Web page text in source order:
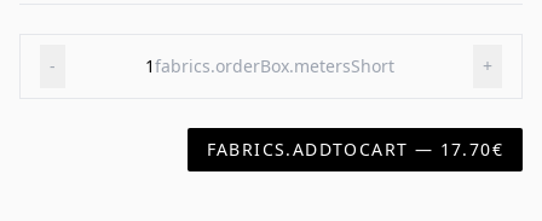
- 1fabrics.orderBox.metersShort +
FABRICS.ADDTOCART — 17.70€